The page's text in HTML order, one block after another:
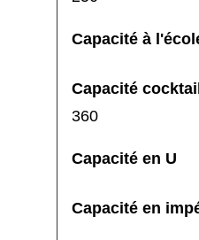
360